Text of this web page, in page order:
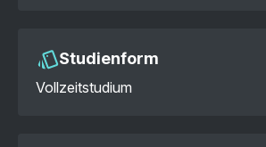
Studienform
Vollzeitstudium